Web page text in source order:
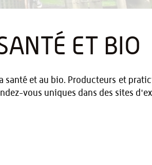
ET BIO
santé et au bio. Producteurs et
vous uniques dans des sites